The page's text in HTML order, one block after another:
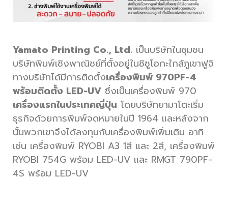
Yamato Printing Co., Ltd. เป็นบริษัทในชุมชน
บริษัทพิมพ์เชิงพาณิชย์ที่ตั้งอยู่ในชิซูโอกะใกล้ภูเขาฟูจิ
ทางบริษัทได้มีการติดตั้งเครื่องพิมพ์ 970PF-4
พร้อมติดตั้ง LED-UV ซึ่งเป็นเครื่องพิมพ์ 970
เครื่องแรกในประเทศญี่ปุ่น โดยบริษัทยามาโตะเริ่ม
ธุรกิจด้วยการพิมพ์จดหมายในปี 1964 และหลังจาก
นั้นพวกเขาจึงได้ลงทุนกับเครื่องพิมพ์เพิ่มเติม อาทิ
เช่น เครื่องพิมพ์ RYOBI A3 1สี และ 2สี, เครื่องพิมพ์
RYOBI 754G พร้อม LED-UV และ RMGT 790PF-
4S พร้อม LED-UV